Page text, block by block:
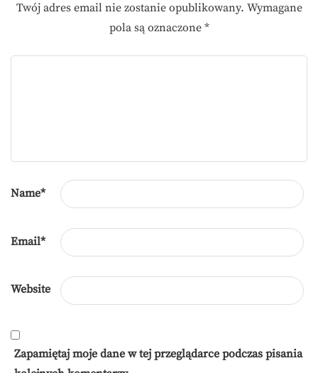
Twój adres email nie zostanie opublikowany. Wymagane
pola są oznaczone *
Name*
Email*
Website
Zapamiętaj moje dane w tej przeglądarce podczas pisania